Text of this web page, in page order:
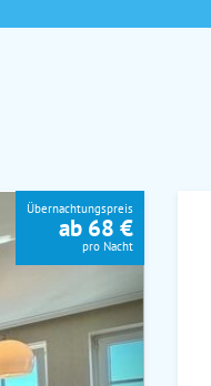
Übernachtungspreis
ab 68 €
pro Nacht